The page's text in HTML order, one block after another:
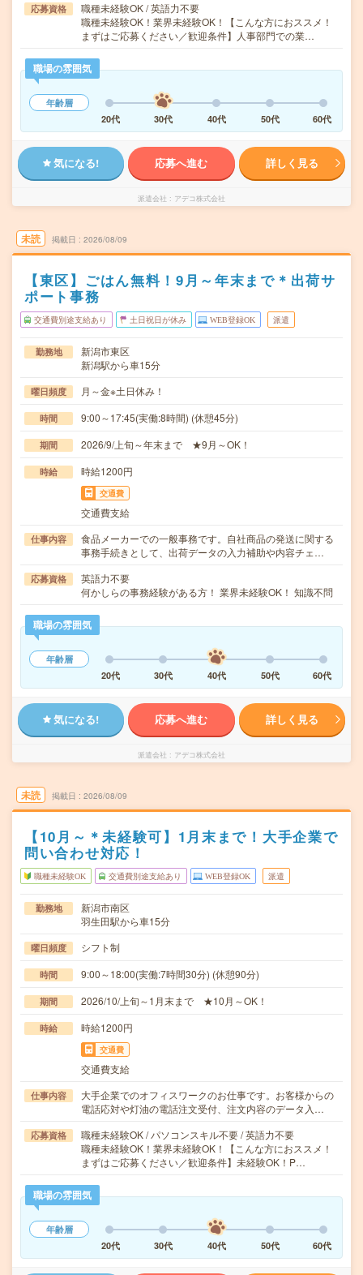
応募資格
職種未経験OK / 英語力不要
職種未経験OK！業界未経験OK！【こんな方におススメ！
まずはご応募ください／歓迎条件】人事部門での業…
職場の雰囲気
年齢層
20代
30代 40代 50代 60代
気になる! 応募へ進む 詳しく見る
派遣会社 アデコ株式会社
未読 掲載日 2026/08/09
【東区】ごはん無料！9月～年末まで＊出荷サ
ポート事務
交通費別途支給あり 土日祝日が休み WEB登録OK 派遣
勤務地
新潟市東区
新潟駅から車15分
曜日頻度 月～金※土日休み！
時間 9:00～17:45(実働:8時間) (休憩45分)
期間 2026/9/上旬～年末まで ★9月～OK！
時給 時給1200円
交通費
交通費支給
仕事内容
食品メーカーでの一般事務です。自社商品の発送に関する
事務手続きとして、出荷データの入力補助や内容チェ…
応募資格
英語力不要
何かしらの事務経験がある方！ 業界未経験OK！ 知識不問
職場の雰囲気
年齢層
20代
30代 40代 50代 60代
気になる! 応募へ進む 詳しく見る
派遣会社 アデコ株式会社
未読 掲載日 2026/08/09
【10月～＊未経験可】1月末まで！大手企業で
問い合わせ対応！
職種未経験OK 交通費別途支給あり WEB登録OK 派遣
勤務地
新潟市南区
羽生田駅から車15分
曜日頻度 シフト制
時間 9:00～18:00(実働:7時間30分) (休憩90分)
期間 2026/10/上旬～1月末まで ★10月～OK！
時給 時給1200円
交通費
交通費支給
仕事内容
大手企業でのオフィスワークのお仕事です。お客様からの
電話応対や灯油の電話注文受付、注文内容のデータ入…
応募資格
職種未経験OK / パソコンスキル不要 / 英語力不要
職種未経験OK！業界未経験OK！【こんな方におススメ！
まずはご応募ください／歓迎条件】未経験OK！P…
職場の雰囲気
年齢層
20代
30代 40代 50代 60代